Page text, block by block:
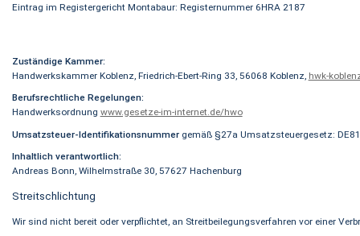
Eintrag im Registergericht Montabaur: Registernummer 6HRA 2187
Zuständige Kammer:
Handwerkskammer Koblenz, Friedrich-Ebert-Ring 33, 56068 Koblenz, hwk-
Berufsrechtliche Regelungen:
Handwerksordnung www.gesetze-im-internet.de/hwo
Umsatzsteuer-Identifikationsnummergemäß §27a Umsatzsteuergesetz:
Inhaltlich verantwortlich:
Andreas Bonn, Wilhelmstraße 30, 57627 Hachenburg
Streitschlichtung
Wir sind nicht bereit oder verpflichtet, an Streitbeilegungsverfahren vor einer